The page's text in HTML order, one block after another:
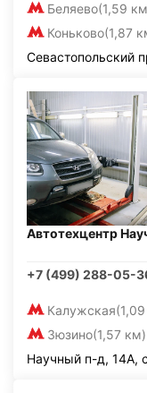
Беляево(1,59
Коньково(1,87
Севастопольский
Автотехцентр
+7 (499) 288-05-
Калужская
Зюзино(1,57 км)
Научный п-д, 14А,